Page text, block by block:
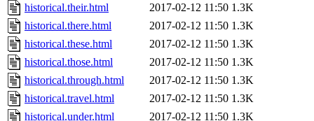
historical.their.html
2017-02-12 11:50 1.3K
historical.there.html
2017-02-12 11:50 1.3K
historical.these.html
2017-02-12 11:50 1.3K
historical.those.html
2017-02-12 11:50 1.3K
historical.through.html
2017-02-12 11:50 1.3K
historical.travel.html
2017-02-12 11:50 1.3K
historical.under.html
2017-02-12 11:50 1.3K